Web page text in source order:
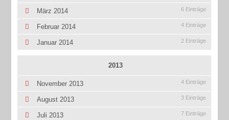
März 2014 6 Einträge
Februar 2014 4 Einträge
Januar 2014 2 Einträge
2013
November 2013 4 Einträge
August 2013 3 Einträge
Juli 2013 7 Einträge